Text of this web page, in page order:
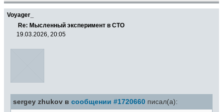
Voyager_
Re: Мысленный эксперимент в СТО
19.03.2026, 20:05
sergey zhukov в сообщении #1720660 писал(а):